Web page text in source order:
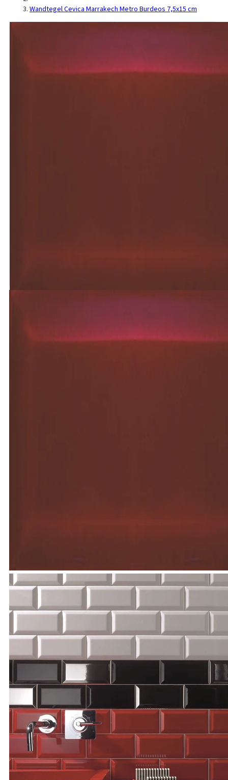
Wandtegel Cevica Marrakech Metro Burdeos 7,5x15 cm